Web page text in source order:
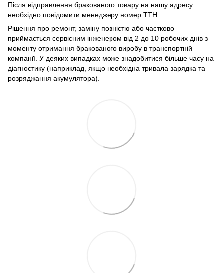
Після відправлення бракованого товару на нашу адресу
необхідно повідомити менеджеру номер ТТН.
Рішення про ремонт, заміну повністю або частково
приймається сервісним інженером від 2 до 10 робочих днів з
моменту отримання бракованого виробу в транспортній
компанії. У деяких випадках може знадобитися більше часу на
діагностику (наприклад, якщо необхідна тривала зарядка та
розряджання акумулятора).